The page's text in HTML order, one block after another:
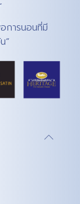
การนอนที่มี
”